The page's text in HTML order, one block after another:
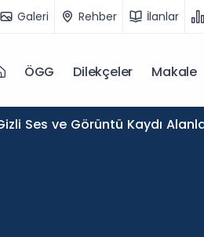
Galeri Rehber İlanlar
ÖGG Dilekçeler Makale
Ses ve Görüntü Kaydı